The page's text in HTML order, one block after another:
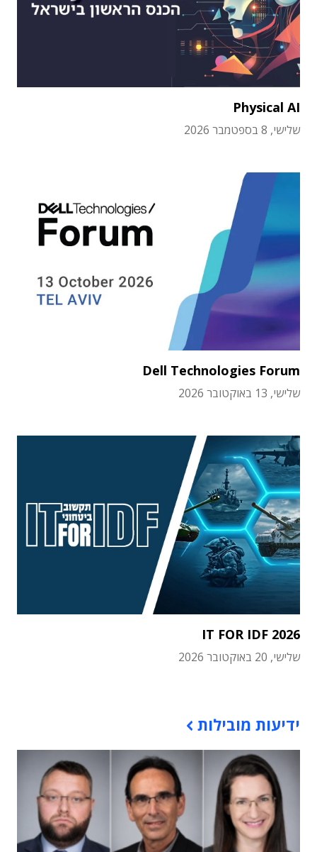
Physical AI
שלישי, 8 בספטמבר 2026
Dell Technologies Forum
שלישי, 13 באוקטובר 2026
IT FOR IDF 2026
שלישי, 20 באוקטובר 2026
ידיעות מובילות